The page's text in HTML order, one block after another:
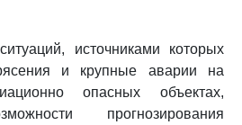
источниками которых
и крупные аварии на
опасных объектах,
прогнозирования